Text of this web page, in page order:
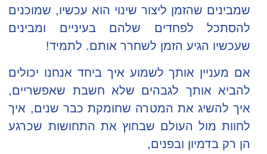
שמבינים שהזמן ליצור שינוי הוא עכשיו, שמוכנים
להסתכל לפחדים שלהם בעיניים ומבינים
שעכשיו הגיע הזמן לשחרר אותם. לתמיד!
אם מעניין אותך לשמוע איך ביחד אנחנו יכולים
להביא אותך לגבהים שלא חשבת שאפשריים,
איך להשיג את המטרה שחומקת כבר שנים, איך
לחוות מול העולם שבחוץ את התחושות שכרגע
הן רק בדמיון ובפנים,